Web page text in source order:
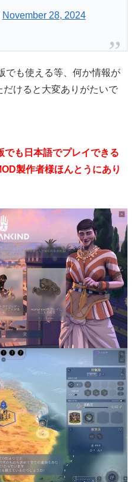
November 28, 2024
でも使える等、何か情報が
けると大変ありがたいで
も日本語でプレイできる
製作者様ほんとうにあり